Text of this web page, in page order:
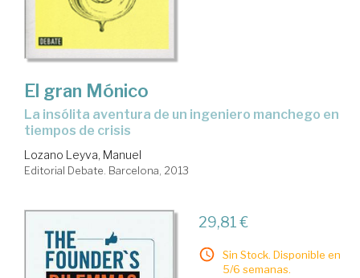
El gran Mónico
la insólita aventura de un ingeniero manchego en
tiempos de crisis
Lozano Leyva, Manuel
Editorial Debate. Barcelona, 2013
29,81 €
Sin Stock. Disponible en
5/6 semanas.